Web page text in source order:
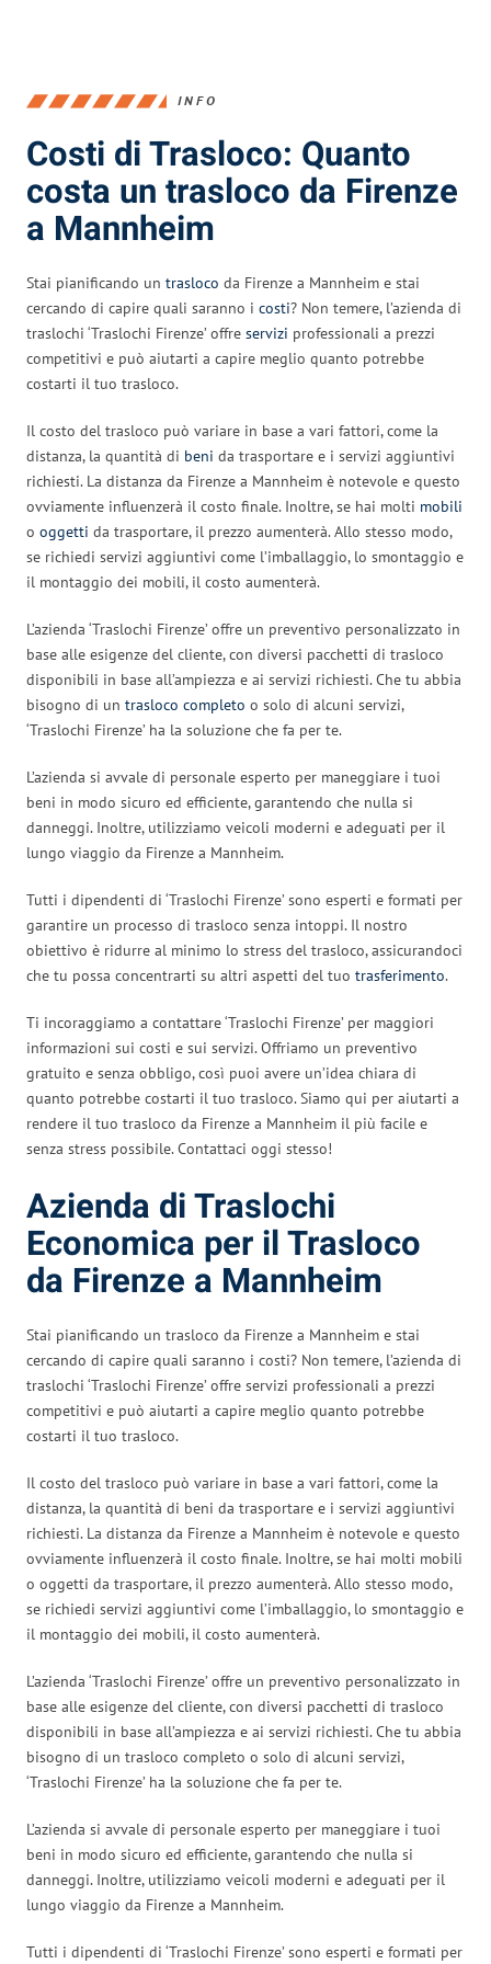
INFO
Costi di Trasloco: Quanto
costa un trasloco da Firenze
a Mannheim
Stai pianificando un trasloco da Firenze a Mannheim e stai
cercando di capire quali saranno i costi? Non temere, l’azienda di
traslochi ‘Traslochi Firenze’ offre servizi professionali a prezzi
competitivi e può aiutarti a capire meglio quanto potrebbe
costarti il tuo trasloco.
Il costo del trasloco può variare in base a vari fattori, come la
distanza, la quantità di beni da trasportare e i servizi aggiuntivi
richiesti. La distanza da Firenze a Mannheim è notevole e questo
ovviamente influenzerà il costo finale. Inoltre, se hai molti mobili
o oggetti da trasportare, il prezzo aumenterà. Allo stesso modo,
se richiedi servizi aggiuntivi come l’imballaggio, lo smontaggio e
il montaggio dei mobili, il costo aumenterà.
L’azienda ‘Traslochi Firenze’ offre un preventivo personalizzato in
base alle esigenze del cliente, con diversi pacchetti di trasloco
disponibili in base all’ampiezza e ai servizi richiesti. Che tu abbia
bisogno di un trasloco completo o solo di alcuni servizi,
‘Traslochi Firenze’ ha la soluzione che fa per te.
L’azienda si avvale di personale esperto per maneggiare i tuoi
beni in modo sicuro ed efficiente, garantendo che nulla si
danneggi. Inoltre, utilizziamo veicoli moderni e adeguati per il
lungo viaggio da Firenze a Mannheim.
Tutti i dipendenti di ‘Traslochi Firenze’ sono esperti e formati per
garantire un processo di trasloco senza intoppi. Il nostro
obiettivo è ridurre al minimo lo stress del trasloco, assicurandoci
che tu possa concentrarti su altri aspetti del tuo trasferimento.
Ti incoraggiamo a contattare ‘Traslochi Firenze’ per maggiori
informazioni sui costi e sui servizi. Offriamo un preventivo
gratuito e senza obbligo, così puoi avere un’idea chiara di
quanto potrebbe costarti il tuo trasloco. Siamo qui per aiutarti a
rendere il tuo trasloco da Firenze a Mannheim il più facile e
senza stress possibile. Contattaci oggi stesso!
Azienda di Traslochi
Economica per il Trasloco
da Firenze a Mannheim
Stai pianificando un trasloco da Firenze a Mannheim e stai
cercando di capire quali saranno i costi? Non temere, l’azienda di
traslochi ‘Traslochi Firenze’ offre servizi professionali a prezzi
competitivi e può aiutarti a capire meglio quanto potrebbe
costarti il tuo trasloco.
Il costo del trasloco può variare in base a vari fattori, come la
distanza, la quantità di beni da trasportare e i servizi aggiuntivi
richiesti. La distanza da Firenze a Mannheim è notevole e questo
ovviamente influenzerà il costo finale. Inoltre, se hai molti mobili
o oggetti da trasportare, il prezzo aumenterà. Allo stesso modo,
se richiedi servizi aggiuntivi come l’imballaggio, lo smontaggio e
il montaggio dei mobili, il costo aumenterà.
L’azienda ‘Traslochi Firenze’ offre un preventivo personalizzato in
base alle esigenze del cliente, con diversi pacchetti di trasloco
disponibili in base all’ampiezza e ai servizi richiesti. Che tu abbia
bisogno di un trasloco completo o solo di alcuni servizi,
‘Traslochi Firenze’ ha la soluzione che fa per te.
L’azienda si avvale di personale esperto per maneggiare i tuoi
beni in modo sicuro ed efficiente, garantendo che nulla si
danneggi. Inoltre, utilizziamo veicoli moderni e adeguati per il
lungo viaggio da Firenze a Mannheim.
Tutti i dipendenti di ‘Traslochi Firenze’ sono esperti e formati per